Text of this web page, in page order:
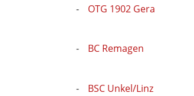
OTG 1902 Gera
BC Remagen
BSC Unkel/Linz